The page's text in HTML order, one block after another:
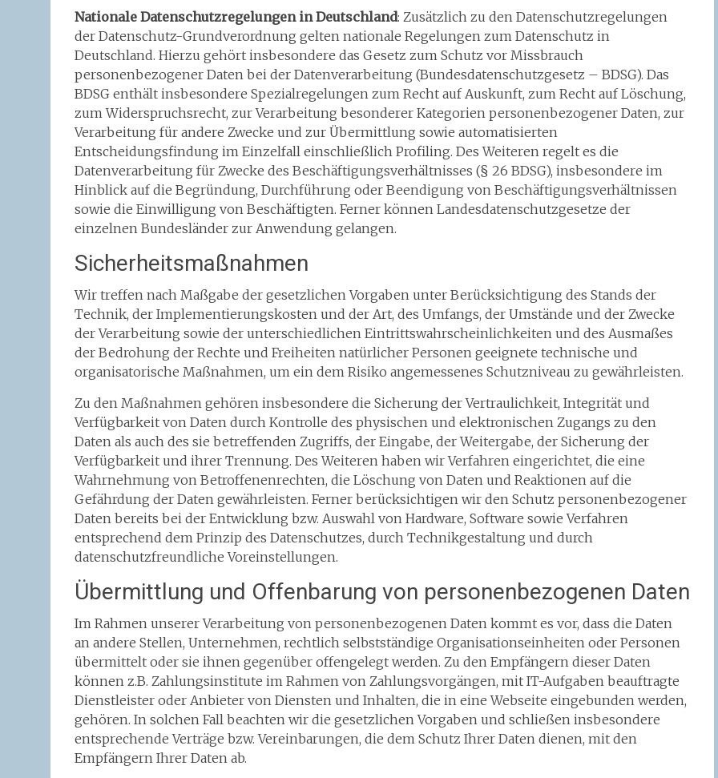
Nationale Datenschutzregelungen in Deutschland: Zusätzlich zu den Datenschutzregelungen
der Datenschutz-Grundverordnung gelten nationale Regelungen zum Datenschutz in
Deutschland. Hierzu gehört insbesondere das Gesetz zum Schutz vor Missbrauch
personenbezogener Daten bei der Datenverarbeitung (Bundesdatenschutzgesetz – BDSG). Das
BDSG enthält insbesondere Spezialregelungen zum Recht auf Auskunft, zum Recht auf Löschung,
zum Widerspruchsrecht, zur Verarbeitung besonderer Kategorien personenbezogener Daten, zur
Verarbeitung für andere Zwecke und zur Übermittlung sowie automatisierten
Entscheidungsfindung im Einzelfall einschließlich Profiling. Des Weiteren regelt es die
Datenverarbeitung für Zwecke des Beschäftigungsverhältnisses (§ 26 BDSG), insbesondere im
Hinblick auf die Begründung, Durchführung oder Beendigung von Beschäftigungsverhältnissen
sowie die Einwilligung von Beschäftigten. Ferner können Landesdatenschutzgesetze der
einzelnen Bundesländer zur Anwendung gelangen.
Sicherheitsmaßnahmen
Wir treffen nach Maßgabe der gesetzlichen Vorgaben unter Berücksichtigung des Stands der
Technik, der Implementierungskosten und der Art, des Umfangs, der Umstände und der Zwecke
der Verarbeitung sowie der unterschiedlichen Eintrittswahrscheinlichkeiten und des Ausmaßes
der Bedrohung der Rechte und Freiheiten natürlicher Personen geeignete technische und
organisatorische Maßnahmen, um ein dem Risiko angemessenes Schutzniveau zu gewährleisten.
Zu den Maßnahmen gehören insbesondere die Sicherung der Vertraulichkeit, Integrität und
Verfügbarkeit von Daten durch Kontrolle des physischen und elektronischen Zugangs zu den
Daten als auch des sie betreffenden Zugriffs, der Eingabe, der Weitergabe, der Sicherung der
Verfügbarkeit und ihrer Trennung. Des Weiteren haben wir Verfahren eingerichtet, die eine
Wahrnehmung von Betroffenenrechten, die Löschung von Daten und Reaktionen auf die
Gefährdung der Daten gewährleisten. Ferner berücksichtigen wir den Schutz personenbezogener
Daten bereits bei der Entwicklung bzw. Auswahl von Hardware, Software sowie Verfahren
entsprechend dem Prinzip des Datenschutzes, durch Technikgestaltung und durch
datenschutzfreundliche Voreinstellungen.
Übermittlung und Offenbarung von personenbezogenen Daten
Im Rahmen unserer Verarbeitung von personenbezogenen Daten kommt es vor, dass die Daten
an andere Stellen, Unternehmen, rechtlich selbstständige Organisationseinheiten oder Personen
übermittelt oder sie ihnen gegenüber offengelegt werden. Zu den Empfängern dieser Daten
können z.B. Zahlungsinstitute im Rahmen von Zahlungsvorgängen, mit IT-Aufgaben beauftragte
Dienstleister oder Anbieter von Diensten und Inhalten, die in eine Webseite eingebunden werden,
gehören. In solchen Fall beachten wir die gesetzlichen Vorgaben und schließen insbesondere
entsprechende Verträge bzw. Vereinbarungen, die dem Schutz Ihrer Daten dienen, mit den
Empfängern Ihrer Daten ab.